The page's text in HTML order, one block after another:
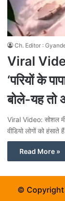
Ch. Editor :
Viral
‘परियों के
बोले-यह तो
Viral Video: सोशल
वीडियो लोगों को हंसाते
Read More »
© Copyright